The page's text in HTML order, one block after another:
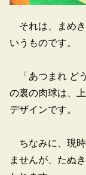
それは、まめき
いうものです。
「あつまれ ど
の裏の肉球は、
デザインです。
ちなみに、現時
ませんが、たぬ